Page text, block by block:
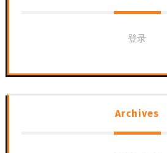
登录
Archives